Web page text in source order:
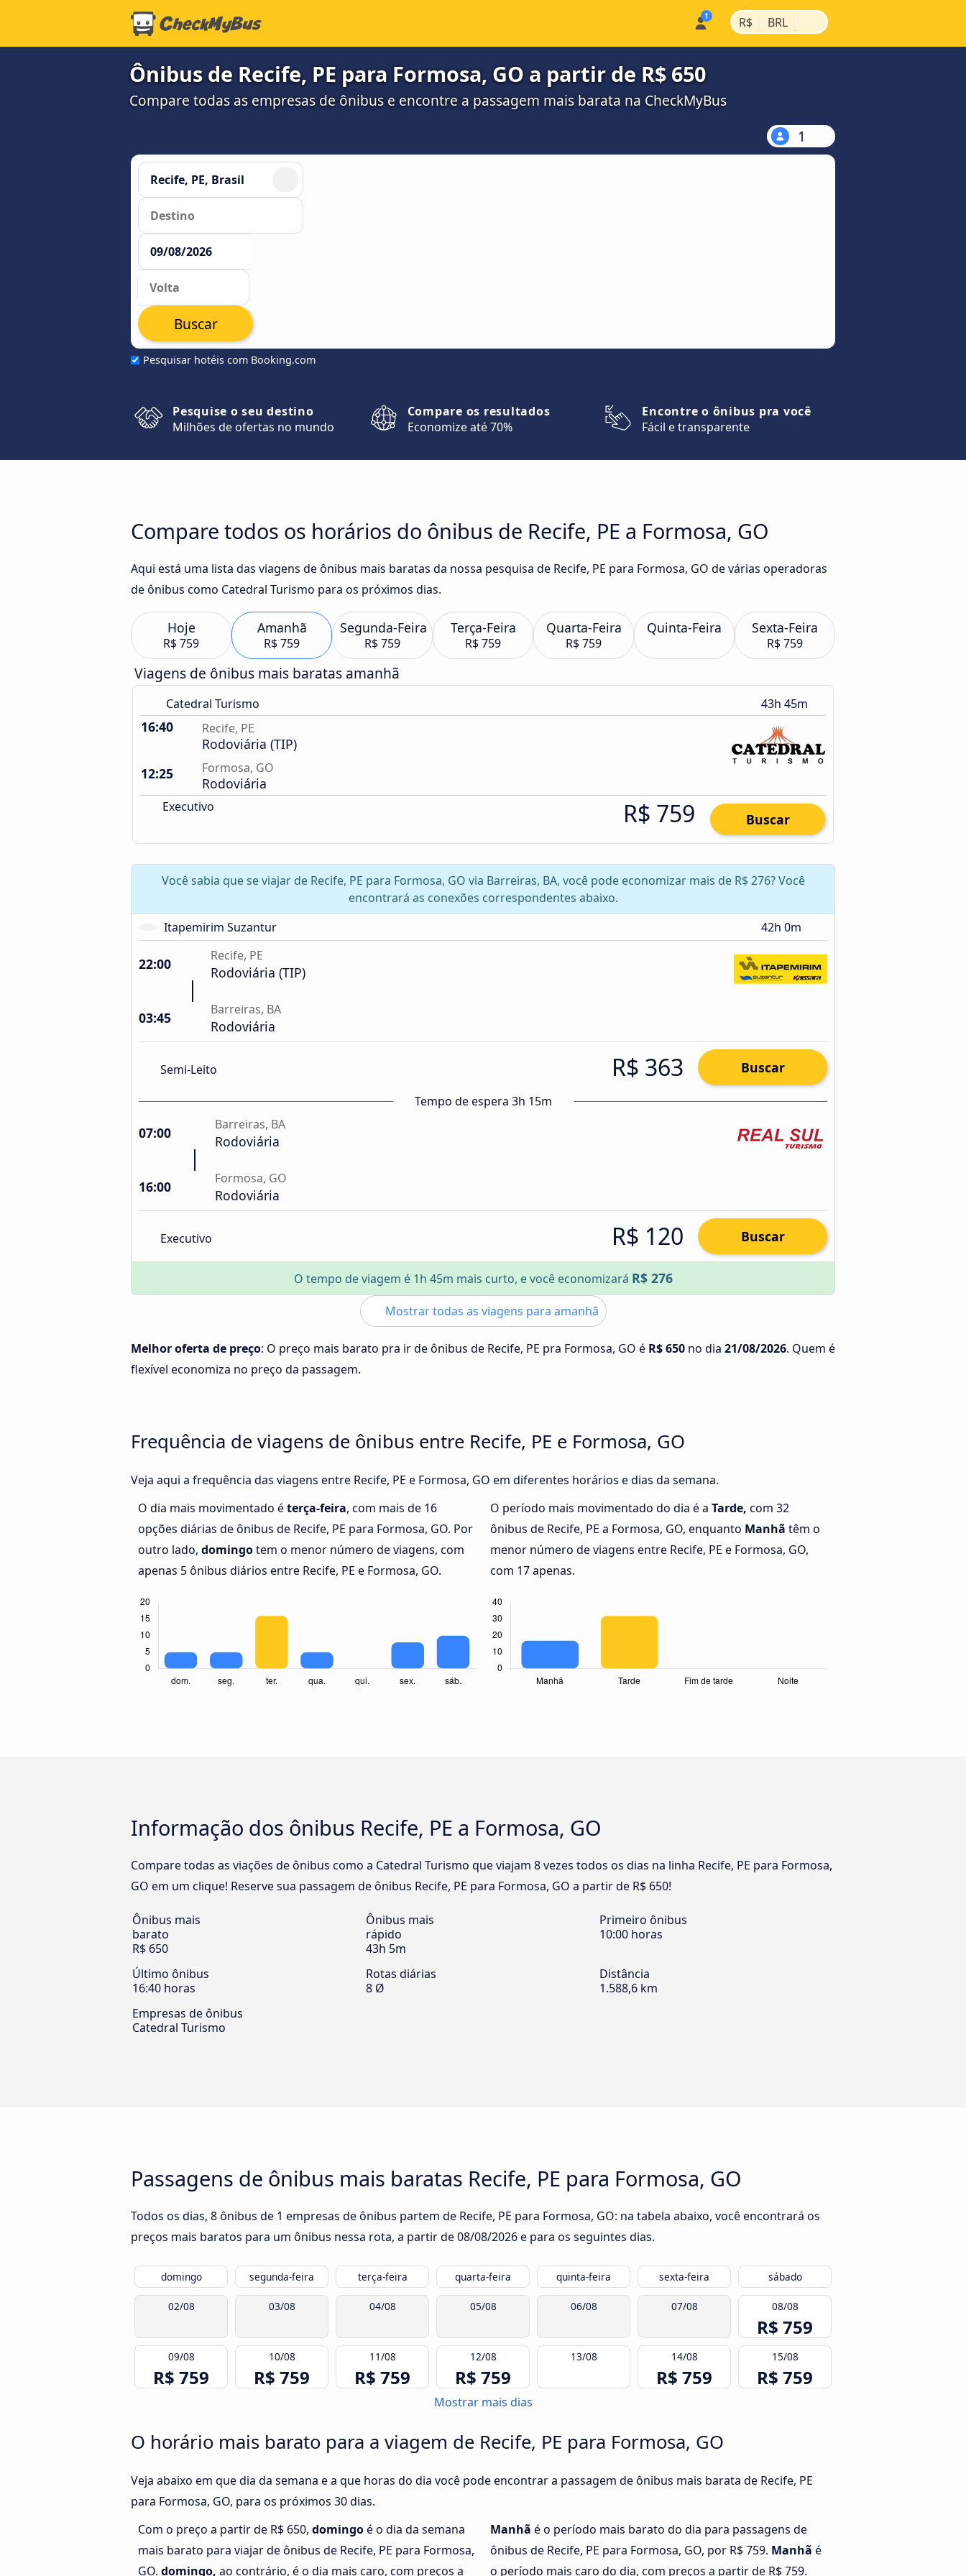
R$ | BRL |
Ônibus de Recife, PE para Formosa, GO a partir de R$ 650
Compare todas as empresas de ônibus e encontre a passagem mais barata na CheckMyBus
1
Pesquisar hotéis com Booking.com
Buscar
Pesquise o seu destino
Milhões de ofertas no mundo
Compare os resultados
Economize até 70%
Encontre o ônibus pra você
Fácil e transparente
Compare todos os horários do ônibus de Recife, PE a Formosa, GO
Aqui está uma lista das viagens de ônibus mais baratas da nossa pesquisa de Recife, PE para Formosa, GO de várias operadoras
de ônibus como Catedral Turismo para os próximos dias.
Hoje
R$ 759
Amanhã
R$ 759
Segunda-Feira
R$ 759
Terça-Feira
R$ 759
Quarta-Feira
R$ 759
Quinta-Feira Sexta-Feira
R$ 759
Viagens de ônibus mais baratas amanhã
Catedral Turismo 43h 45m
16:40 Recife, PE
Rodoviária (TIP)
12:25
Formosa, GO
Rodoviária
Executivo R$ 759 Buscar
Você sabia que se viajar de Recife, PE para Formosa, GO via Barreiras, BA, você pode economizar mais de R$ 276? Você
encontrará as conexões correspondentes abaixo.
Itapemirim Suzantur
42h 0m
22:00 Recife, PE
Rodoviária (TIP)
03:45 Barreiras, BA
Rodoviária
Semi-Leito R$ 363 Buscar
Tempo de espera 3h 15m
07:00 Barreiras, BA
Rodoviária
16:00 Formosa, GO
Rodoviária
Executivo R$ 120 Buscar
O tempo de viagem é 1h 45m mais curto, e você economizará R$ 276
Mostrar todas as viagens para amanhã
Melhor oferta de preço: O preço mais barato pra ir de ônibus de Recife, PE pra Formosa, GO é R$ 650 no dia 21/08/2026. Quem é
flexível economiza no preço da passagem.
Frequência de viagens de ônibus entre Recife, PE e Formosa, GO
Veja aqui a frequência das viagens entre Recife, PE e Formosa, GO em diferentes horários e dias da semana.
O dia mais movimentado éterça-feira, com mais de 16
opções diárias de ônibus de Recife, PE para Formosa, GO. Por
outro lado, domingotem o menor número de viagens, com
apenas 5 ônibus diários entre Recife, PE e Formosa, GO.
O período mais movimentado do dia é a Tarde, com 32
ônibus de Recife, PE a Formosa, GO, enquanto Manhã têm o
menor número de viagens entre Recife, PE e Formosa, GO,
com 17 apenas.
Informação dos ônibus Recife, PE a Formosa, GO
Compare todas as viações de ônibus como a Catedral Turismo que viajam 8 vezes todos os dias na linha Recife, PE para Formosa,
GO em um clique! Reserve sua passagem de ônibus Recife, PE para Formosa, GO a partir de R$ 650!
Ônibus mais
barato
R$ 650
Ônibus mais
rápido
43h 5m
Primeiro ônibus
10:00 horas
Último ônibus
16:40 horas
Rotas diárias
8 Ø
Distância
1.588,6 km
Empresas de ônibus
Catedral Turismo
Passagens de ônibus mais baratas Recife, PE para Formosa, GO
Todos os dias, 8 ônibus de 1 empresas de ônibus partem de Recife, PE para Formosa, GO: na tabela abaixo, você encontrará os
preços mais baratos para um ônibus nessa rota, a partir de08/08/2026e para os seguintes dias.
domingo segunda-feira terça-feira quarta-feira quinta-feira sexta-feira sábado
02/08 03/08 04/08 05/08 06/08 07/08 08/08
R$ 759
09/08
R$ 759
10/08
R$ 759
11/08
R$ 759
12/08
R$ 759
13/08 14/08
R$ 759
15/08
R$ 759
Mostrar mais dias
O horário mais barato para a viagem de Recife, PE para Formosa, GO
Veja abaixo em que dia da semana e a que horas do dia você pode encontrar a passagem de ônibus mais barata de Recife, PE
para Formosa, GO, para os próximos 30 dias.
Com o preço a partir de R$ 650, domingoé o dia da semana
mais barato para viajar de ônibus de Recife, PE para Formosa,
GO. domingo, ao contrário, é o dia mais caro, com preços a
Manhã é o período mais barato do dia para passagens de
ônibus de Recife, PE para Formosa, GO, por R$ 759. Manhã é
o período mais caro do dia, com preços a partir de R$ 759.